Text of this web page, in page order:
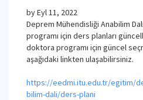
byEyl 11, 2022
Deprem Mühendisliği Anabilim
programı için ders planları
doktora programı için güncel
aşağıdaki linkten ulaşabilirsiniz.
https://eedmi.itu.edu.tr/egitim/
bilim-dali/ders-plani